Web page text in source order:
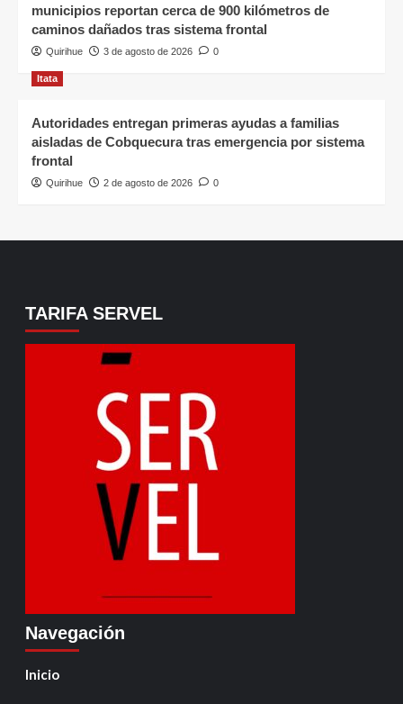
municipios reportan cerca de 900 kilómetros de
caminos dañados tras sistema frontal
Quirihue 3 de agosto de 2026 0
Itata
Autoridades entregan primeras ayudas a familias
aisladas de Cobquecura tras emergencia por sistema
frontal
Quirihue 2 de agosto de 2026 0
TARIFA SERVEL
Navegación
Inicio